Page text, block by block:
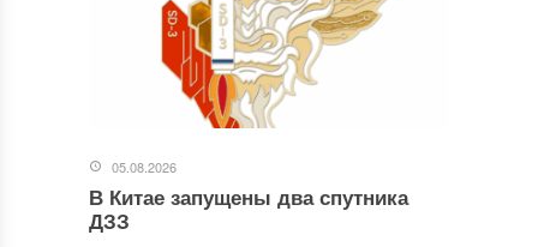
05.08.2026
В Китае запущены два спутника
ДЗЗ